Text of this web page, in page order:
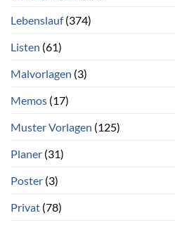
Lebenslauf(374)
Listen (61)
Malvorlagen (3)
Memos (17)
Muster Vorlagen (125)
Planer (31)
Poster (3)
Privat (78)